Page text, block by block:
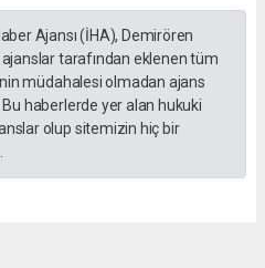
Ajansı (İHA), Demirören
ajanslar tarafından eklenen tüm
müdahalesi olmadan ajans
haberlerde yer alan hukuki
olup sitemizin hiç bir